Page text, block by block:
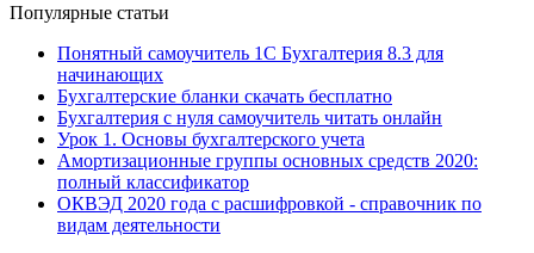
Популярные статьи
Понятный самоучитель 1С Бухгалтерия 8.3 для
начинающих
Бухгалтерские бланки скачать бесплатно
Бухгалтерия с нуля самоучитель читать онлайн
Урок 1. Основы бухгалтерского учета
Амортизационные группы основных средств 2020:
полный классификатор
ОКВЭД 2020 года с расшифровкой - справочник по
видам деятельности